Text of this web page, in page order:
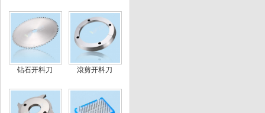
钻石开料刀 滾剪开料刀